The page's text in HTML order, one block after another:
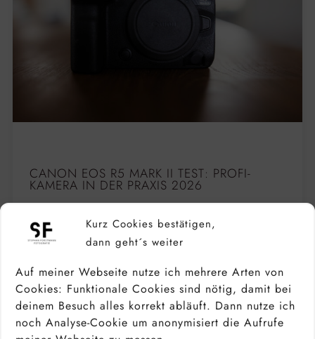
Kurz Cookies bestätigen,
dann geht´s weiter
Auf meiner Webseite nutze ich mehrere Arten von
Cookies: Funktionale Cookies sind nötig, damit bei
deinem Besuch alles korrekt abläuft. Dann nutze ich
noch Analyse-Cookie um anonymisiert die Aufrufe
CANON EOS R5 MARK II TEST: PROFI-
KAMERA IN DER PRAXIS 2026